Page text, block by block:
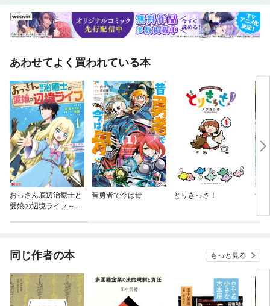
あわせてよく買われている本
おっさん底辺治癒士と
愛娘の辺境ライフ～中
昔勇者で今は骨 とりきっさ！ 青
同じ作者の本 もっと見る